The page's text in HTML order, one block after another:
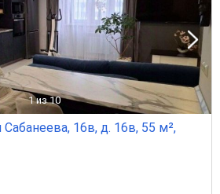
1 из 10
16в, д. 16в, 55 м²,